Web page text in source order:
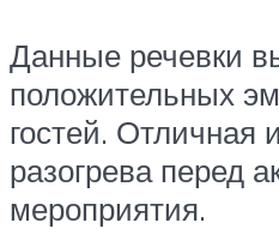
Данные речевки
положительных
гостей. Отличная
разогрева перед
мероприятия.